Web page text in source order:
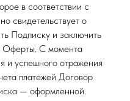
в соответствии с
свидетельствует о
Подписку и заключить
Оферты. С момента
и успешного отражения
платежей Договор
— оформленной.